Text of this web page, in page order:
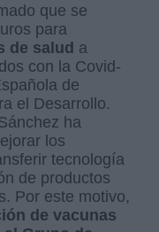
que se
para
de salud a
con la Covid-
de
el Desarrollo.
ha
los
tecnología
de productos
Por este motivo,
de vacunas